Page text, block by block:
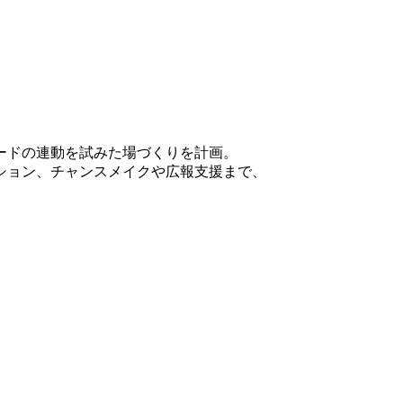
の連動を試みた場づくりを計画。
ン、チャンスメイクや広報支援まで、